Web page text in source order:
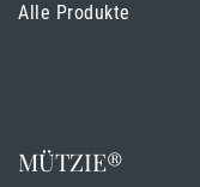
Alle Produkte
MÜTZIE®